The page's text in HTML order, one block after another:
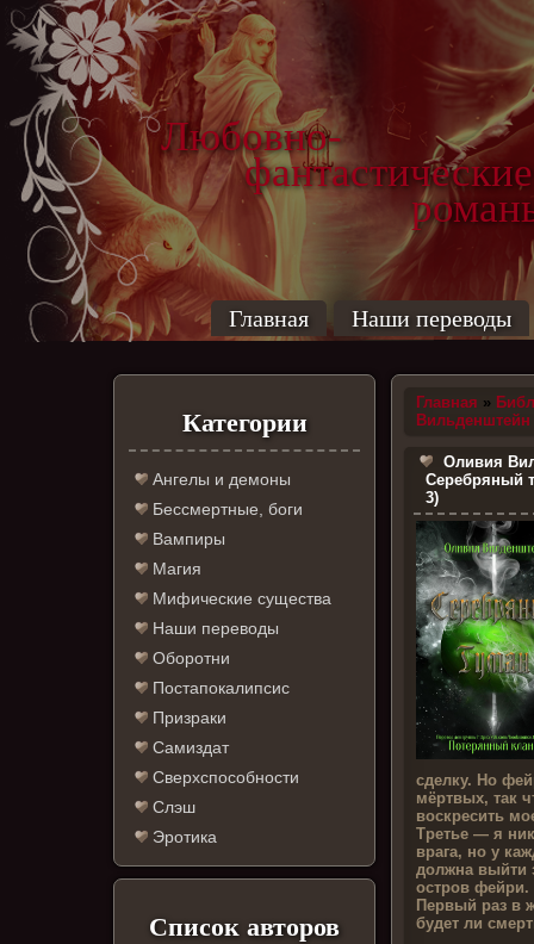
Любовно-
фантастические
Главная Наши переводы
Категории
Ангелы и демоны
Бессмертные, боги
Вампиры
Магия
Мифические существа
Наши переводы
Оборотни
Постапокалипсис
Призраки
Самиздат
Сверхспособности
Слэш
Эротика
Список авторов
Главная »
Вильденштейн
Оливия
Серебряный
3)
сделку. Но
мёртвых, так
воскресить
Третье — я
врага, но у
должна выйти
остров фейри.
Первый раз в
будет ли